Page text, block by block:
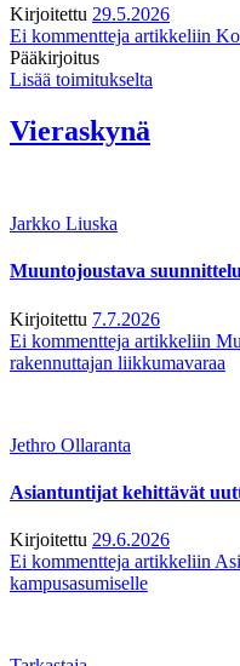
Kirjoitettu 29.5.2026
Ei kommentteja artikkeliin
Pääkirjoitus
Lisää toimitukselta
Vieraskynä
Jarkko Liuska
Muuntojoustava
Kirjoitettu 7.7.2026
Ei kommentteja artikkeliin
rakennuttajan liikkumavaraa
Jethro Ollaranta
Asiantuntijat kehittävät
Kirjoitettu 29.6.2026
Ei kommentteja artikkeliin
kampusasumiselle